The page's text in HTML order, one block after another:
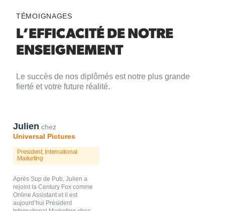
TÉMOIGNAGES
L’EFFICACITÉ DE NOTRE
ENSEIGNEMENT
Le succès de nos diplômés est notre plus grande
fierté et votre future réalité.
Après Sup de Pub, Julien a
rejoint la Century Fox comme
Online Assistant et il est
aujourd’hui Président
Julien chez
Universal Pictures
President, International
Marketing